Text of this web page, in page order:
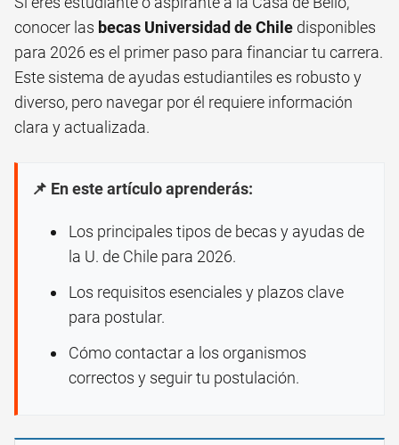
conocer las becas Universidad de Chile disponibles
para 2026 es el primer paso para financiar tu carrera.
Este sistema de ayudas estudiantiles es robusto y
diverso, pero navegar por él requiere información
clara y actualizada.
📌 En este artículo aprenderás:
Los principales tipos de becas y ayudas de
la U. de Chile para 2026.
Los requisitos esenciales y plazos clave
para postular.
Cómo contactar a los organismos
correctos y seguir tu postulación.